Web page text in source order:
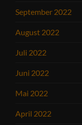
September 2022
August 2022
Juli 2022
Juni 2022
Mai 2022
April 2022